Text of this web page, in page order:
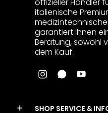
italienische
garantiert Ihnen
Beratung, sowohl
dem Kauf.
SHOP SERVICE &